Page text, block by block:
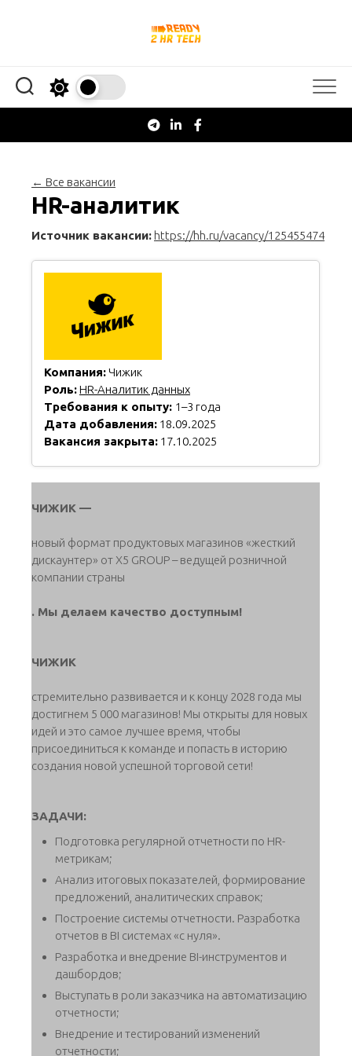
← Все вакансии
HR-аналитик
Источник вакансии: https://hh.ru/vacancy/125455474
Компания:Чижик
Роль:HR-Аналитик данных
Требования к опыту: 1–3 года
Дата добавления: 18.09.2025
Вакансия закрыта: 17.10.2025
ЧИЖИК —
новый формат продуктовых магазинов «жесткий
дискаунтер» от Х5 GROUP – ведущей розничной
компании страны
. Мы делаем качество доступным!
ЧИЖИК
стремительно развивается и к концу 2028 года мы
достигнем 5 000 магазинов! Мы открыты для новых
идей и это самое лучшее время, чтобы
присоединиться к команде и попасть в историю
создания новой успешной торговой сети!
ЗАДАЧИ:
Подготовка регулярной отчетности по HR-
метрикам;
Анализ итоговых показателей, формирование
предложений, аналитических справок;
Построение системы отчетности. Разработка
отчетов в BI системах «с нуля».
Разработка и внедрение BI-инструментов и
дашбордов;
Выступать в роли заказчика на автоматизацию
отчетности;
Внедрение и тестирований изменений
отчетности;